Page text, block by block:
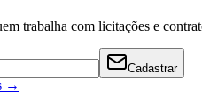
trabalha com licitações e
Cadastrar
→